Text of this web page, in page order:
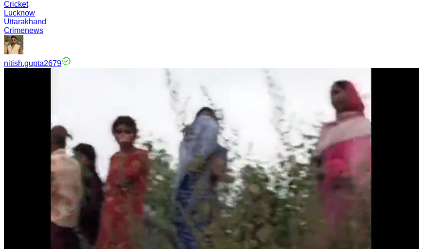
Cricket
Lucknow
Uttarakhand
Crimenews
nitish.gupta2679